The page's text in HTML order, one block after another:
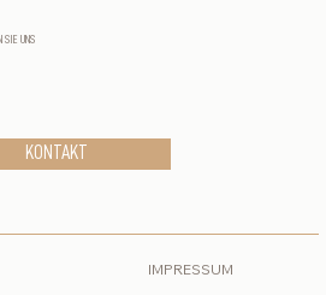
SIE UNS
KONTAKT
IMPRESSUM